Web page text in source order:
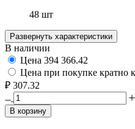
48 шт
Развернуть характеристики
В наличии
Цена 394 366.42
Цена при покупке кратно
₽ 307.32
В корзину